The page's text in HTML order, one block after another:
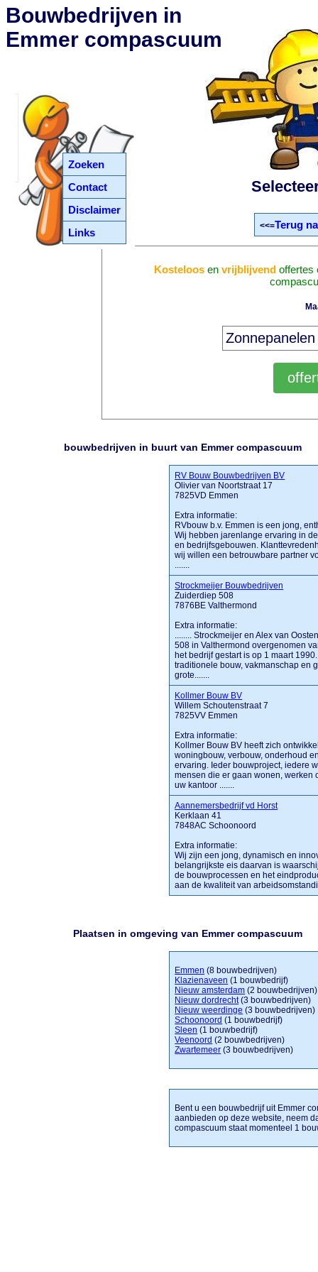
Zoeken
Contact
Disclaimer
Links
Bouwbedrijven in
Emmer compascuum
<<=Terug
Kosteloosen vrijblijvendoffertes
bouwbedrijven in buurt van Emmer compascuum
RV Bouw Bouwbedrijven BV
Olivier van Noortstraat 17
7825VD Emmen
Extra informatie:
RVbouw b.v. Emmen is een jong,
Wij hebben jarenlange ervaring in
en bedrijfsgebouwen.
wij willen een betrouwbare partner
.......
Strockmeijer Bouwbedrijven
Zuiderdiep 508
7876BE Valthermond
Extra informatie:
........ Strockmeijer en Alex van
508 in Valthermond overgenomen
het bedrijf gestart is op 1 maart
traditionele bouw, vakmanschap en
grote.......
Kollmer Bouw BV
Willem Schoutenstraat 7
7825VV Emmen
Extra informatie:
Kollmer Bouw BV heeft zich
woningbouw, verbouw, onderhoud
ervaring. Ieder bouwproject, iedere
mensen die er gaan wonen, werken
uw kantoor .......
Aannemersbedrijf vd Horst
Kerklaan 41
7848AC Schoonoord
Extra informatie:
Wij zijn een jong, dynamisch en
belangrijkste eis daarvan is
de bouwprocessen en het
aan de kwaliteit van
Plaatsen in omgeving van Emmer compascuum
Emmen (8 bouwbedrijven)
Klazienaveen (1 bouwbedrijf)
Nieuw amsterdam (2 bouwbedrijven)
Nieuw dordrecht(3 bouwbedrijven)
Nieuw weerdinge (3 bouwbedrijven)
Schoonoord (1 bouwbedrijf)
Sleen (1 bouwbedrijf)
Veenoord (2 bouwbedrijven)
Zwartemeer (3 bouwbedrijven)
Bent u een bouwbedrijf uit Emmer
aanbieden op deze website, neem
compascuum staat momenteel 1